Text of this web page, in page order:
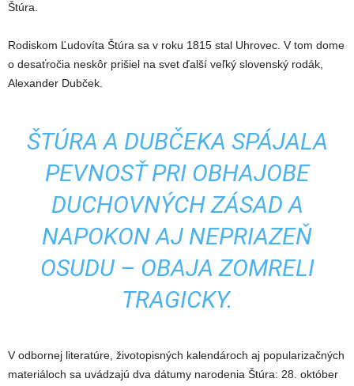
Štúra.
Rodiskom Ľudovíta Štúra sa v roku 1815 stal Uhrovec. V tom dome
o desaťročia neskôr prišiel na svet ďalší veľký slovenský rodák,
Alexander Dubček.
ŠTÚRA A DUBČEKA SPÁJALA
PEVNOSŤ PRI OBHAJOBE
DUCHOVNÝCH ZÁSAD A
NAPOKON AJ NEPRIAZEŇ
OSUDU – OBAJA ZOMRELI
TRAGICKY.
V odbornej literatúre, životopisných kalendároch aj popularizačných
materiáloch sa uvádzajú dva dátumy narodenia Štúra: 28. október